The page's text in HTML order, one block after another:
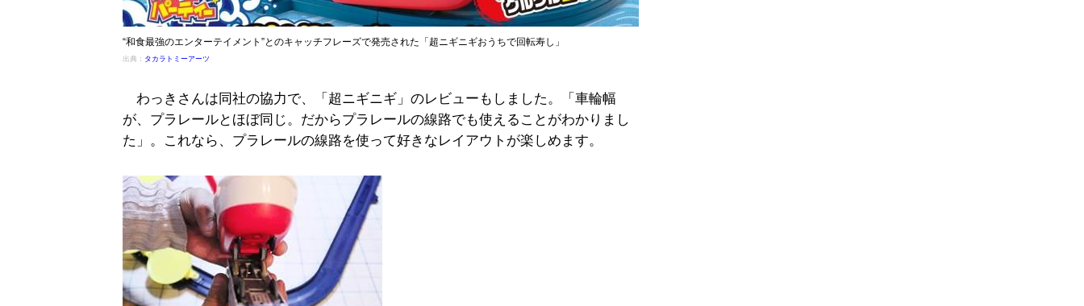
“和食最強のエンターテイメント”とのキャッチフレーズで発売された「超ニギニギおうちで回転寿し」
出典： タカラトミーアーツ
わっきさんは同社の協力で、「超ニギニギ」のレビューもしました。「車輪幅
が、プラレールとほぼ同じ。だからプラレールの線路でも使えることがわかりまし
た」。これなら、プラレールの線路を使って好きなレイアウトが楽しめます。